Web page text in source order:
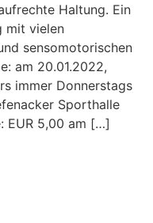
Haltung. Ein
mit vielen
sensomotorischen
am 20.01.2022,
immer Donnerstags
Sporthalle
EUR 5,00 am […]